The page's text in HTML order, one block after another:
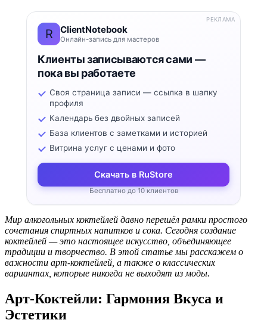
R ClientNotebook
Онлайн-запись для мастеров
Клиенты записываются сами —
пока вы работаете
Своя страница записи — ссылка в шапку
профиля
Календарь без двойных записей
База клиентов с заметками и историей
Витрина услуг с ценами и фото
Скачать в RuStore
Бесплатно до 10 клиентов
РЕКЛАМА
Мир алкогольных коктейлей давно перешёл рамки простого
сочетания спиртных напитков и сока. Сегодня создание
коктейлей — это настоящее искусство, объединяющее
традиции и творчество. В этой статье мы расскажем о
важности арт-коктейлей, а также о классических
вариантах, которые никогда не выходят из моды.
Арт-Коктейли: Гармония Вкуса и
Эстетики